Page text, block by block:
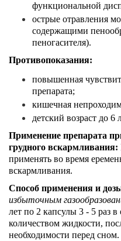
функциональной
острые отравления
содержащими
пеногасителя).
Противопоказания:
повышенная
препарата;
кишечная
детский возраст до 6
Применение препарата
грудного вскармливания:
применять во время
вскармливания.
Способ применения и
избыточным
лет по 2 капсулы 3 - 5 раз
количеством жидкости,
необходимости перед